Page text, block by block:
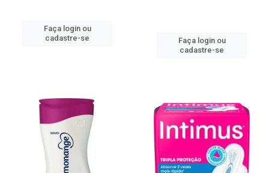
Faça login ou
cadastre-se
Faça login ou
cadastre-se